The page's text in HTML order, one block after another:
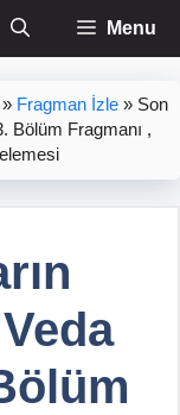
Menu
» Fragman İzle » Son
Bölüm Fragmanı ,